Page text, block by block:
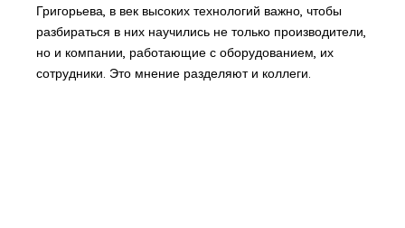
Григорьева, в век высоких технологий важно, чтобы
разбираться в них научились не только производители,
но и компании, работающие с оборудованием, их
сотрудники. Это мнение разделяют и коллеги.